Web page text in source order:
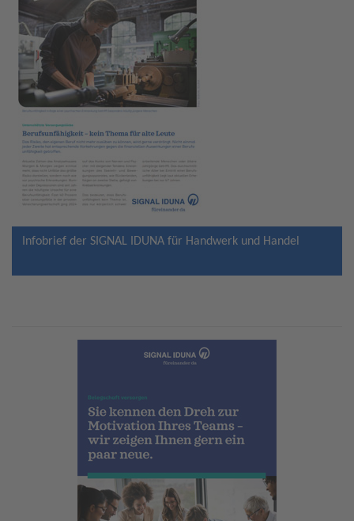
Infobrief der SIGNAL IDUNA für Handwerk und Handel